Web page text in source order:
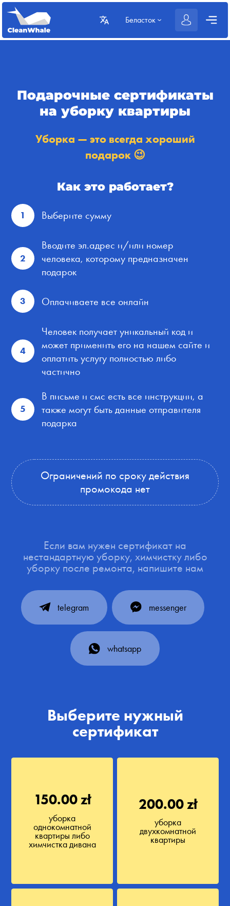
Беласток
Подарочные сертификаты
на уборку квартиры
Уборка — это всегда хороший
подарок 😉
Как это работает?
1 Выберите сумму
2
Вводите эл.адрес и/или номер
человека, которому предназначен
подарок
3 Оплачиваете все онлайн
4
Человек получает уникальный код и
может применить его на нашем сайте и
оплатить услугу полностью либо
частично
5
В письме и смс есть все инструкции, а
также могут быть данные отправителя
подарка
Ограничений по сроку действия
промокода нет
Если вам нужен сертификат на
нестандартную уборку, химчистку либо
уборку после ремонта, напишите нам
telegram messenger
whatsapp
Выберите нужный
сертификат
150.00 zł
уборка
однокомнатной
квартиры либо
химчистка дивана
200.00 zł
уборка
двухкомнатной
квартиры